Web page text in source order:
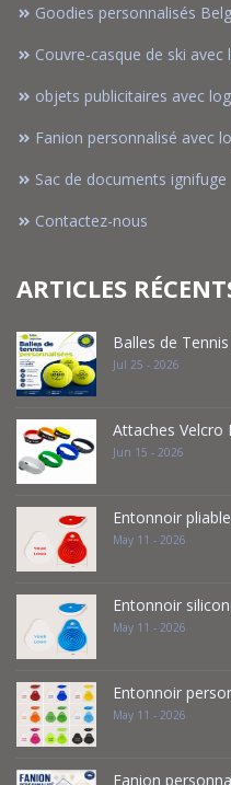
Goodies personnalisés
Couvre-casque de ski avec
objets publicitaires avec
Fanion personnalisé avec
Sac de documents ignifuge
Contactez-nous
ARTICLES
Balles de
Jul 25 - 2026
Attaches Velcro
Jun 15 - 2026
Entonnoir
May 11 - 2026
Entonnoir
May 11 - 2026
Entonnoir
May 11 - 2026
Fanion